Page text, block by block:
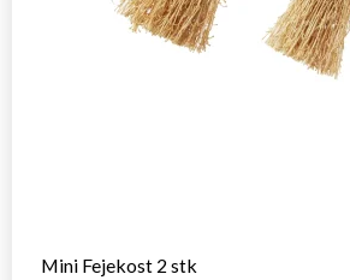
Mini Fejekost 2 stk